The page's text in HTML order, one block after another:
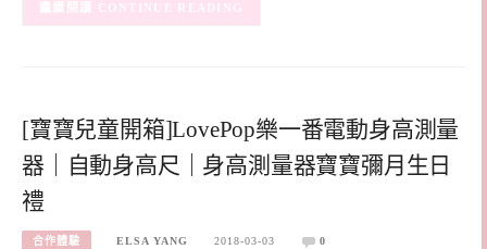
CONTINUE READING
[寶寶兒童開箱]LovePop樂一番電動身高測量
器｜自動身高尺｜身高測量器寶寶彌月生日
禮
合作體驗 ELSA YANG 2018-03-03 0